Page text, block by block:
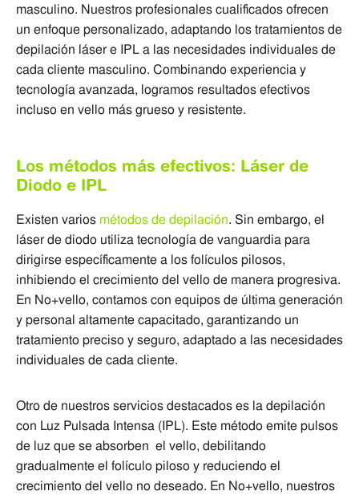
masculino. Nuestros profesionales cualificados ofrecen
un enfoque personalizado, adaptando los tratamientos de
depilación láser e IPL a las necesidades individuales de
cada cliente masculino. Combinando experiencia y
tecnología avanzada, logramos resultados efectivos
incluso en vello más grueso y resistente.
Los métodos más efectivos: Láser de
Diodo e IPL
Existen varios métodos de depilación. Sin embargo, el
láser de diodo utiliza tecnología de vanguardia para
dirigirse específicamente a los folículos pilosos,
inhibiendo el crecimiento del vello de manera progresiva.
En No+vello, contamos con equipos de última generación
y personal altamente capacitado, garantizando un
tratamiento preciso y seguro, adaptado a las necesidades
individuales de cada cliente.
Otro de nuestros servicios destacados es la depilación
con Luz Pulsada Intensa (IPL). Este método emite pulsos
de luz que se absorben el vello, debilitando
gradualmente el folículo piloso y reduciendo el
crecimiento del vello no deseado. En No+vello, nuestros